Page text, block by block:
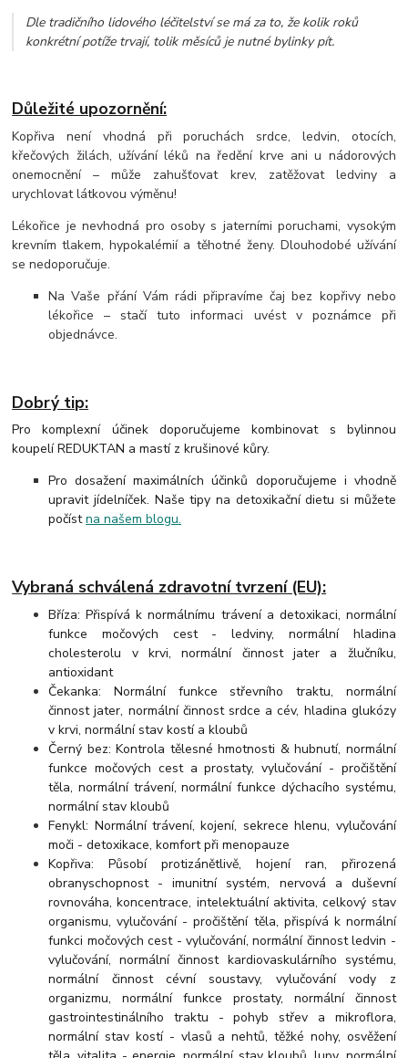
Dle tradičního lidového léčitelství se má za to, že kolik roků
konkrétní potíže trvají, tolik měsíců je nutné bylinky pít.
Důležité upozornění:
Kopřiva není vhodná při poruchách srdce, ledvin, otocích,
křečových žilách, užívání léků na ředění krve ani u nádorových
onemocnění – může zahušťovat krev, zatěžovat ledviny a
urychlovat látkovou výměnu!
Lékořice je nevhodná pro osoby s jaterními poruchami, vysokým
krevním tlakem, hypokalémií a těhotné ženy. Dlouhodobé užívání
se nedoporučuje.
Na Vaše přání Vám rádi připravíme čaj bez kopřivy nebo
lékořice – stačí tuto informaci uvést v poznámce při
objednávce.
Dobrý tip:
Pro komplexní účinek doporučujeme kombinovat s bylinnou
koupelí REDUKTAN a mastí z krušinové kůry.
Pro dosažení maximálních účinků doporučujeme i vhodně
upravit jídelníček. Naše tipy na detoxikační dietu si můžete
počístna našem blogu.
Vybraná schválená zdravotní tvrzení (EU):
Bříza: Přispívá k normálnímu trávení a detoxikaci, normální
funkce močových cest - ledviny, normální hladina
cholesterolu v krvi, normální činnost jater a žlučníku,
antioxidant
Čekanka: Normální funkce střevního traktu, normální
činnost jater, normální činnost srdce a cév, hladina glukózy
v krvi, normální stav kostí a kloubů
Černý bez: Kontrola tělesné hmotnosti & hubnutí, normální
funkce močových cest a prostaty, vylučování - pročištění
těla, normální trávení, normální funkce dýchacího systému,
normální stav kloubů
Fenykl: Normální trávení, kojení, sekrece hlenu, vylučování
moči - detoxikace, komfort při menopauze
Kopřiva: Působí protizánětlivě, hojení ran, přirozená
obranyschopnost - imunitní systém, nervová a duševní
rovnováha, koncentrace, intelektuální aktivita, celkový stav
organismu, vylučování - pročištění těla, přispívá k normální
funkci močových cest - vylučování, normální činnost ledvin -
vylučování, normální činnost kardiovaskulárního systému,
normální činnost cévní soustavy, vylučování vody z
organizmu, normální funkce prostaty, normální činnost
gastrointestinálního traktu - pohyb střev a mikroflora,
normální stav kostí - vlasů a nehtů, těžké nohy, osvěžení